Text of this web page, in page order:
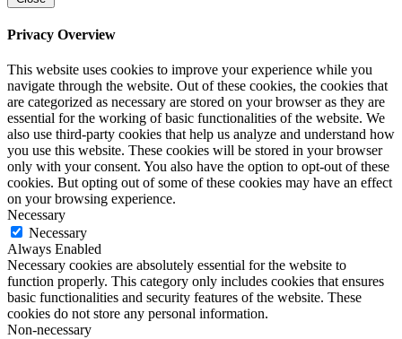
Privacy Overview
This website uses cookies to improve your experience while you
navigate through the website. Out of these cookies, the cookies that
are categorized as necessary are stored on your browser as they are
essential for the working of basic functionalities of the website. We
also use third-party cookies that help us analyze and understand how
you use this website. These cookies will be stored in your browser
only with your consent. You also have the option to opt-out of these
cookies. But opting out of some of these cookies may have an effect
on your browsing experience.
Necessary
Necessary
Always Enabled
Necessary cookies are absolutely essential for the website to
function properly. This category only includes cookies that ensures
basic functionalities and security features of the website. These
cookies do not store any personal information.
Non-necessary